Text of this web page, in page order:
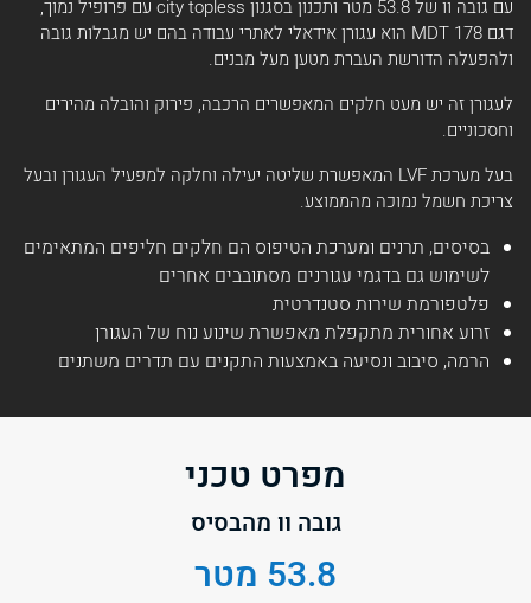
עם גובה וו של 53.8 מטר ותכנון בסגנון city topless עם פרופיל נמוך,
דגם MDT 178 הוא עגורן אידאלי לאתרי עבודה בהם יש מגבלות גובה
ולהפעלה הדורשת העברת מטען מעל מבנים.
לעגורן זה יש מעט חלקים המאפשרים הרכבה, פירוק והובלה מהירים
וחסכוניים.
בעל מערכת LVF המאפשרת שליטה יעילה וחלקה למפעיל העגורן ובעל
צריכת חשמל נמוכה מהממוצע.
בסיסים, תרנים ומערכת הטיפוס הם חלקים חליפים המתאימים
לשימוש גם בדגמי עגורנים מסתובבים אחרים
פלטפורמת שירות סטנדרטית
זרוע אחורית מתקפלת מאפשרת שינוע נוח של העגורן
הרמה, סיבוב ונסיעה באמצעות התקנים עם תדרים משתנים
מפרט טכני
גובה וו מהבסיס
53.8 מטר